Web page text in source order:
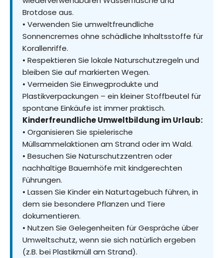
Brotdose aus.
• Verwenden Sie umweltfreundliche
Sonnencremes ohne schädliche Inhaltsstoffe für
Korallenriffe.
• Respektieren Sie lokale Naturschutzregeln und
bleiben Sie auf markierten Wegen.
• Vermeiden Sie Einwegprodukte und
Plastikverpackungen – ein kleiner Stoffbeutel für
spontane Einkäufe ist immer praktisch.
Kinderfreundliche Umweltbildung im Urlaub:
• Organisieren Sie spielerische
Müllsammelaktionen am Strand oder im Wald.
• Besuchen Sie Naturschutzzentren oder
nachhaltige Bauernhöfe mit kindgerechten
Führungen.
• Lassen Sie Kinder ein Naturtagebuch führen, in
dem sie besondere Pflanzen und Tiere
dokumentieren.
• Nutzen Sie Gelegenheiten für Gespräche über
Umweltschutz, wenn sie sich natürlich ergeben
(z.B. bei Plastikmüll am Strand).